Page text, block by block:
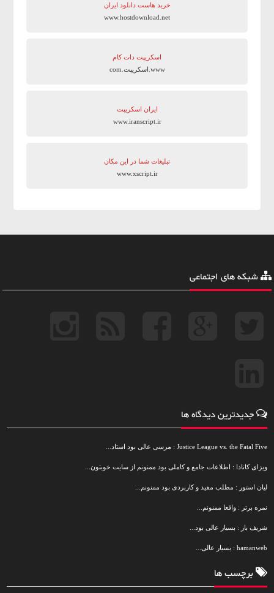
خرید هاست دانلود ایران
www.hostdownload.net
اسکریپت دات کام
www.اسکریپت.com
ایران اسکریپت
www.iranscript.ir
تبلیغات شما در این مکان
www.xscript.ir
شبکه های اجتماعی
جدیدترین دیدگاه ها
Justice League vs. the Fatal Five : مرسی عالی بود استاد...
ویزای کانادا : اطلاعات جامع و کاملی بود ممنونم از سایت خوبتون...
لیان استور : مطلب مفید و کاربردی بود ممنونم...
نمره برتر : واقعا ممنونم...
شریف بار : بسیار عالی بود...
hamanweb : بسیار عالی...
برچسب ها